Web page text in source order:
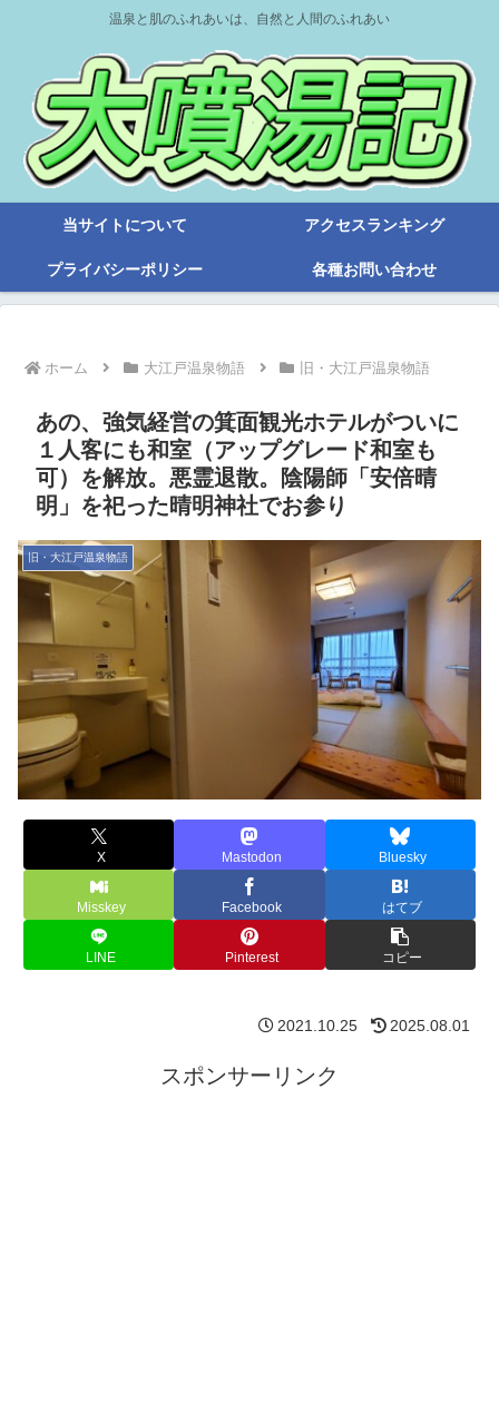
温泉と肌のふれあいは、自然と人間のふれあい
当サイトについて アクセスランキング
プライバシーポリシー 各種お問い合わせ
ホーム 大江戸温泉物語 旧・大江戸温泉物語
あの、強気経営の箕面観光ホテルがついに
１人客にも和室（アップグレード和室も
可）を解放。悪霊退散。陰陽師「安倍晴
明」を祀った晴明神社でお参り
旧・大江戸温泉物語
X Mastodon Bluesky
Misskey Facebook はてブ
LINE Pinterest コピー
2021.10.25 2025.08.01
スポンサーリンク